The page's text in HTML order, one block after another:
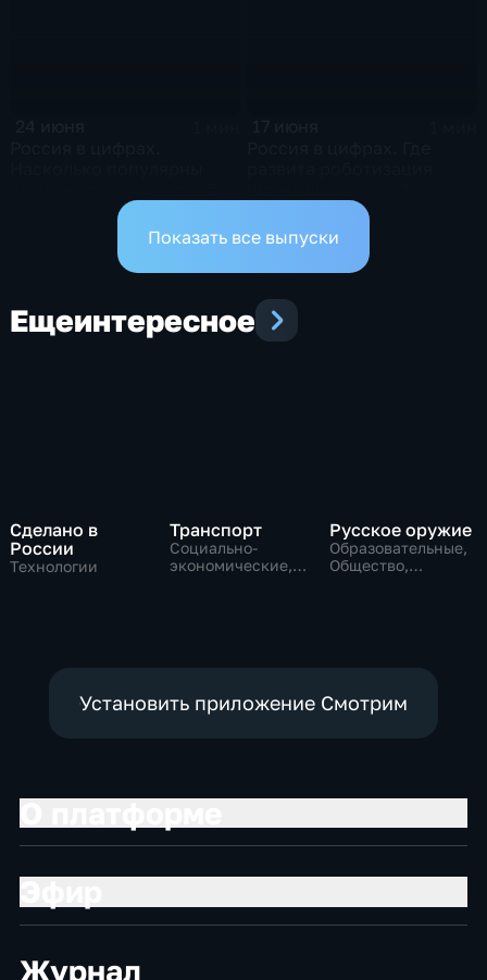
Показать все выпуски
Ещеинтересное
Сделано в
России
Технологии
Транспорт
Социально-
экономические,
Русское оружие
Образовательные,
Общество,
Установить приложение Смотрим
Журнал